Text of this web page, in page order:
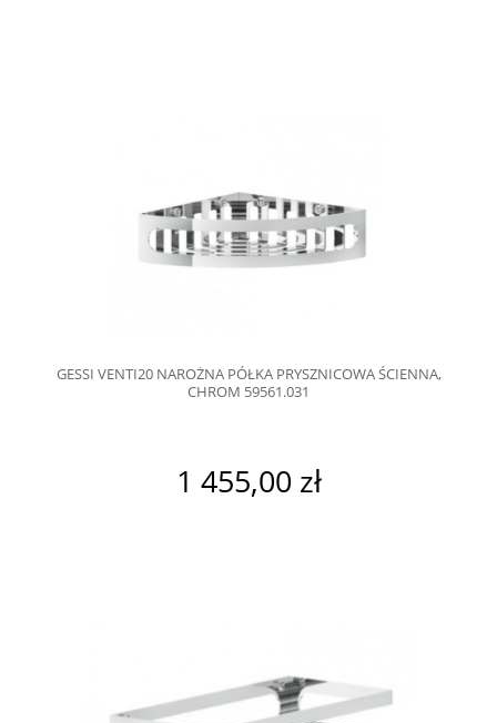
GESSI VENTI20 NAROŻNA PÓŁKA PRYSZNICOWA ŚCIENNA,
CHROM 59561.031
1 455,00 zł